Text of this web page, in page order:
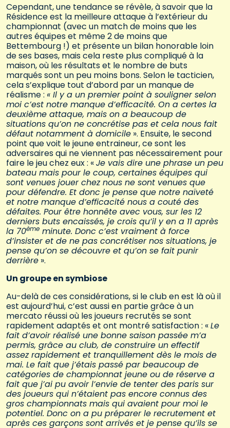
Cependant, une tendance se révèle, à savoir que la
Résidence est la meilleure attaque à l’extérieur du
championnat (avec un match de moins que les
autres équipes et même 2 de moins que
Bettembourg !) et présente un bilan honorable loin
de ses bases, mais cela reste plus compliqué à la
maison, où les résultats et le nombre de buts
marqués sont un peu moins bons. Selon le tacticien,
cela s’explique tout d’abord par un manque de
réalisme : « Il y a un premier point à souligner selon
moi c’est notre manque d’efficacité. On a certes la
deuxième attaque, mais on a beaucoup de
situations qu’on ne concrétise pas et cela nous fait
défaut notamment à domicile ». Ensuite, le second
point que voit le jeune entraineur, ce sont les
adversaires qui ne viennent pas nécessairement pour
faire le jeu chez eux : «Je vais dire une phrase un peu
bateau mais pour le coup, certaines équipes qui
sont venues jouer chez nous ne sont venues que
pour défendre. Et donc je pense que notre naïveté
et notre manque d’efficacité nous a couté des
défaites. Pour être honnête avec vous, sur les 12
derniers buts encaissés, je crois qu’il y en a 11 après
la 70ème minute. Donc c’est vraiment à force
d’insister et de ne pas concrétiser nos situations, je
pense qu’on se découvre et qu’on se fait punir
derrière ».
Un groupe en symbiose
Au-delà de ces considérations, si le club en est là où il
est aujourd’hui, c’est aussi en partie grâce à un
mercato réussi où les joueurs recrutés se sont
rapidement adaptés et ont montré satisfaction : «Le
fait d’avoir réalisé une bonne saison passée m’a
permis, grâce au club, de construire un effectif
assez rapidement et tranquillement dès le mois de
mai. Le fait que j’étais passé par beaucoup de
catégories de championnat jeune ou de réserve a
fait que j’ai pu avoir l’envie de tenter des paris sur
des joueurs qui n’étaient pas encore connus des
gros championnats mais qui avaient pour moi le
potentiel. Donc on a pu préparer le recrutement et
après ces garçons sont arrivés et je pense qu’ils se